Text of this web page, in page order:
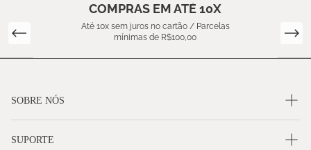
COMPRAS EM ATÉ 10X
Até 10x sem juros no cartão / Parcelas
mínimas de R$100,00
SOBRE NÓS
SUPORTE